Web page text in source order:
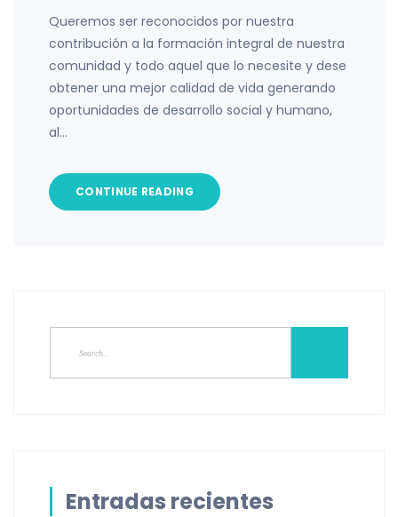
Queremos ser reconocidos por nuestra
contribución a la formación integral de nuestra
comunidad y todo aquel que lo necesite y dese
obtener una mejor calidad de vida generando
oportunidades de desarrollo social y humano,
al…
CONTINUE READING
Entradas recientes